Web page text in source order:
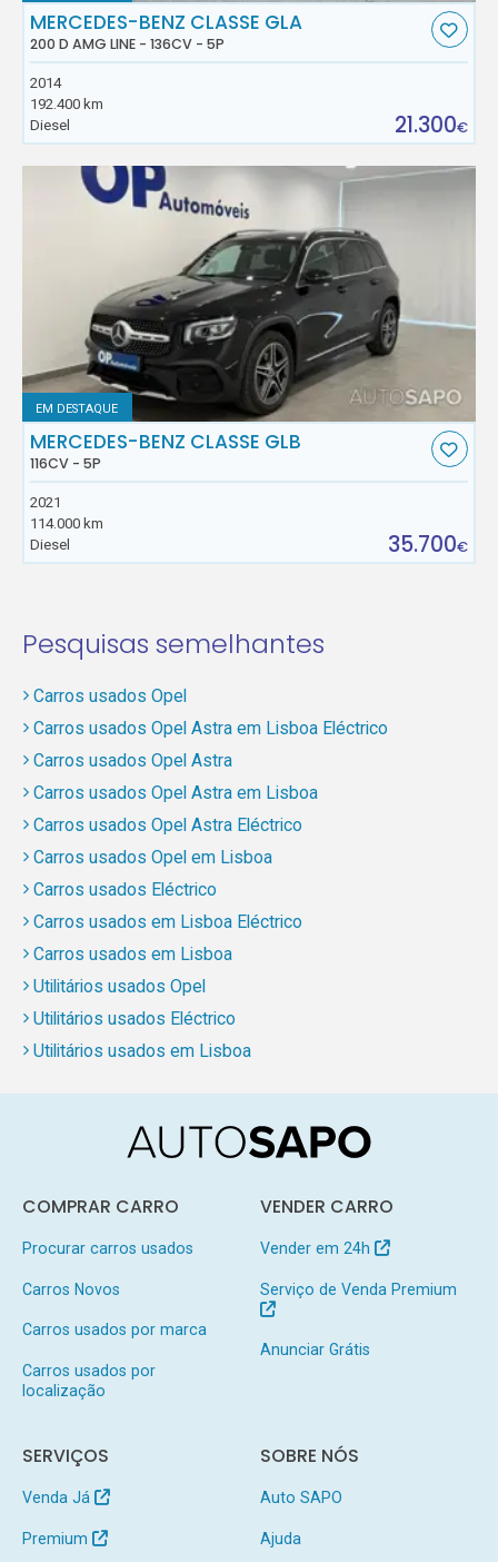
MERCEDES-BENZ CLASSE GLA
200 D AMG LINE - 136CV - 5P
2014
192.400 km
Diesel
21.300€
EM DESTAQUE
MERCEDES-BENZ CLASSE GLB
116CV - 5P
2021
114.000 km
Diesel
35.700€
Pesquisas semelhantes
Carros usados Opel
Carros usados Opel Astra em Lisboa Eléctrico
Carros usados Opel Astra
Carros usados Opel Astra em Lisboa
Carros usados Opel Astra Eléctrico
Carros usados Opel em Lisboa
Carros usados Eléctrico
Carros usados em Lisboa Eléctrico
Carros usados em Lisboa
Utilitários usados Opel
Utilitários usados Eléctrico
Utilitários usados em Lisboa
COMPRAR CARRO
Procurar carros usados
Carros Novos
Carros usados por marca
Carros usados por
localização
VENDER CARRO
Vender em 24h
Serviço de Venda Premium
Anunciar Grátis
SERVIÇOS
Venda Já
Premium
SOBRE NÓS
Auto SAPO
Ajuda